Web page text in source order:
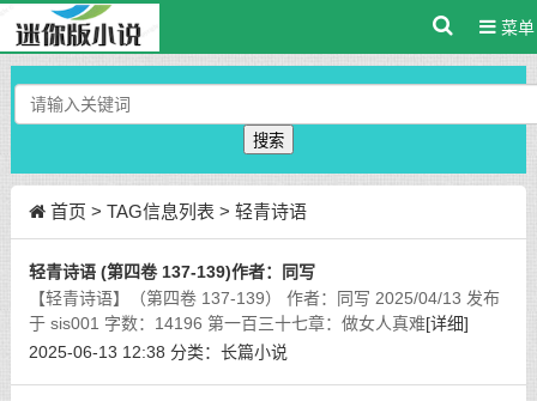
菜单
搜索
首页 > TAG信息列表 > 轻青诗语
轻青诗语 (第四卷 137-139)作者：同写
【轻青诗语】（第四卷 137-139） 作者：同写 2025/04/13 发布
于 sis001 字数：14196 第一百三十七章：做女人真难[详细]
2025-06-13 12:38 分类： 长篇小说